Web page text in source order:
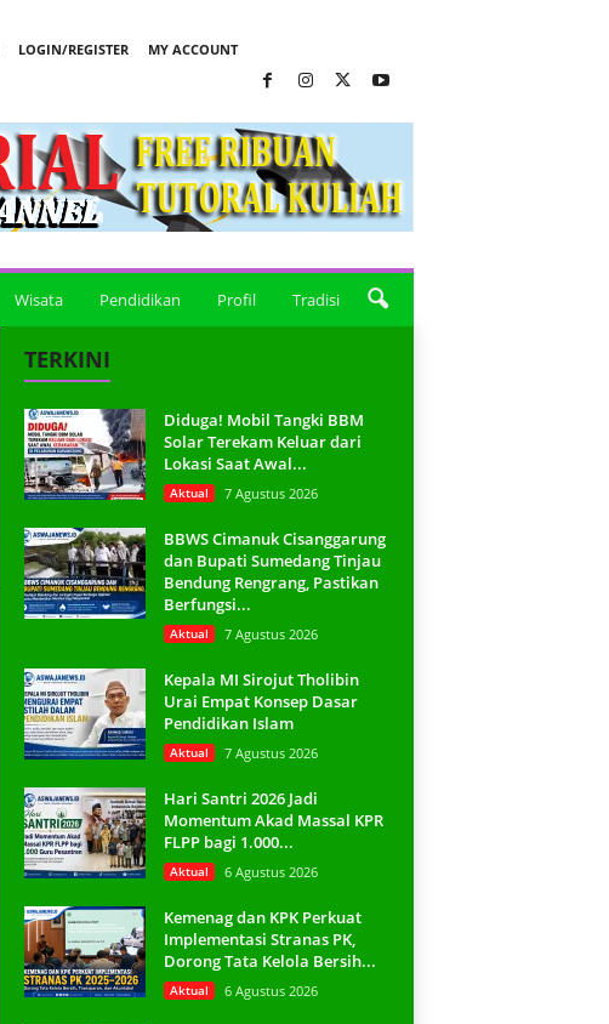
LOGIN/REGISTER MY ACCOUNT
Wisata Pendidikan Profil Tradisi
TERKINI
Diduga! Mobil Tangki BBM
Solar Terekam Keluar dari
Lokasi Saat Awal...
Aktual 7 Agustus 2026
BBWS Cimanuk Cisanggarung
dan Bupati Sumedang Tinjau
Bendung Rengrang, Pastikan
Berfungsi...
Aktual 7 Agustus 2026
Kepala MI Sirojut Tholibin
Urai Empat Konsep Dasar
Pendidikan Islam
Aktual 7 Agustus 2026
Hari Santri 2026 Jadi
Momentum Akad Massal KPR
FLPP bagi 1.000...
Aktual 6 Agustus 2026
Kemenag dan KPK Perkuat
Implementasi Stranas PK,
Dorong Tata Kelola Bersih...
Aktual 6 Agustus 2026